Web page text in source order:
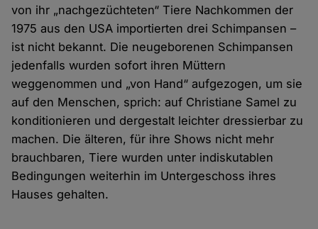
von ihr „nachgezüchteten“ Tiere Nachkommen der
1975 aus den USA importierten drei Schimpansen –
ist nicht bekannt. Die neugeborenen Schimpansen
jedenfalls wurden sofort ihren Müttern
weggenommen und „von Hand“ aufgezogen, um sie
auf den Menschen, sprich: auf Christiane Samel zu
konditionieren und dergestalt leichter dressierbar zu
machen. Die älteren, für ihre Shows nicht mehr
brauchbaren, Tiere wurden unter indiskutablen
Bedingungen weiterhin im Untergeschoss ihres
Hauses gehalten.